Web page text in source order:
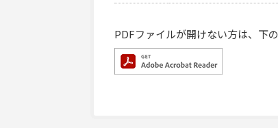
PDFファイルが開けない方は、下